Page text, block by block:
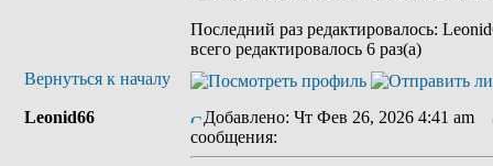
Последний раз редактировалось:
всего редактировалось 6 раз(а)
Вернуться к началу
Leonid66 Добавлено: Чт Фев 26, 2026 4:41 am
сообщения: